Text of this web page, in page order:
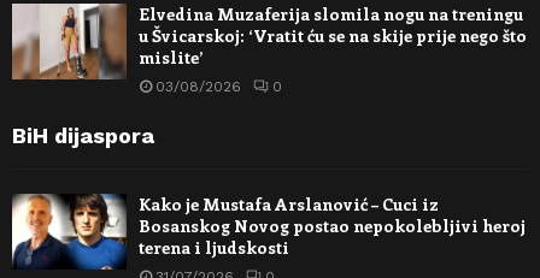
Elvedina Muzaferija slomila nogu na treningu
u Švicarskoj: ‘Vratit ću se na skije prije nego što
mislite’
03/08/2026 0
BiH dijaspora
Kako je Mustafa Arslanović – Cuci iz
Bosanskog Novog postao nepokolebljivi heroj
terena i ljudskosti